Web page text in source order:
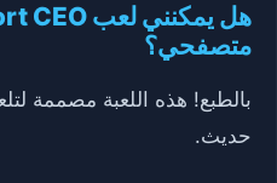
متصفحي؟
بالطبع! هذه اللعبة مصممة
حديث.